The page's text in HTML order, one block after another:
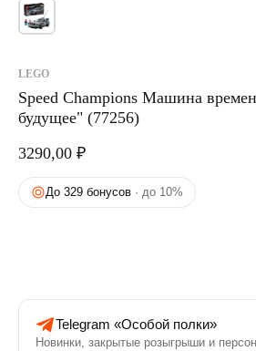
Speed Champions Машина времени "Назад в
будущее" (77256)
LEGO
3290,00 ₽
До 329 бонусов · до 10%
Telegram «Особой полки»
Новинки, закрытые розыгрыши и